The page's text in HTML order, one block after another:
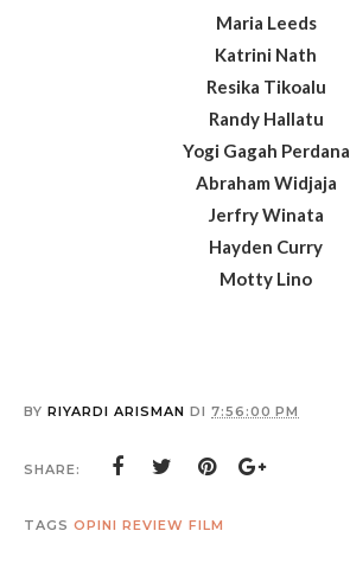
Maria Leeds
Katrini Nath
Resika Tikoalu
Randy Hallatu
Yogi Gagah Perdana
Abraham Widjaja
Jerfry Winata
Hayden Curry
Motty Lino
BY RIYARDI ARISMAN DI 7:56:00 PM
SHARE:
TAGS OPINI REVIEW FILM